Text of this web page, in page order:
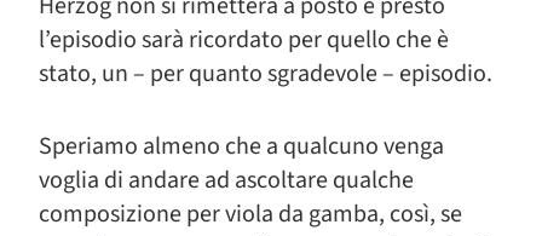
l’episodio sarà ricordato per quello che è
stato, un – per quanto sgradevole – episodio.
Speriamo almeno che a qualcuno venga
voglia di andare ad ascoltare qualche
composizione per viola da gamba, così, se